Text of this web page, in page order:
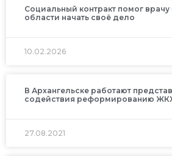
Социальный контракт помог врачу
области начать своё дело
10.02.2026
В Архангельске работают
содействия реформированию
27.08.2021